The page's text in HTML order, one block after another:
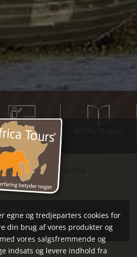
MØDER
Sydlige Afrika
Zambia
SEVÆRDIGHEDER
PRAKTISKE RÅD
egne og tredjeparters cookies for
din brug af vores produkter og
vores salgsfremmende og
indsats og levere indhold fra